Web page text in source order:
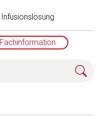
Fachinformation